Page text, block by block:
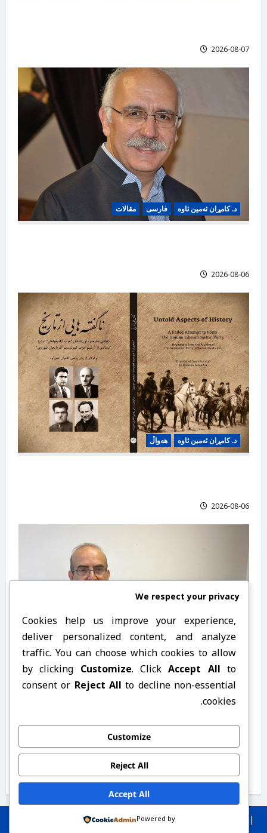
2026-08-07
د. کامڕان ئەمین ئاوە فارسی مقالات
2026-08-06
د. کامڕان ئەمین ئاوە هەواڵ
2026-08-06
بابه‌ته‌کان ڕەحیم نزهت‌زاده
باهۆزی درۆکان، ڕەحیم نزهت‌زاده
2026-08-06
Copyright © peshmergekan.com 2026} All rights reserved. |
We respect your privacy
Cookies help us improve your experience,
deliver personalized content, and analyze
traffic. You can choose which cookies to allow
by clicking Customize. ClickAccept All to
consent or Reject All to decline non-essential
cookies.
Customize
Reject All
Accept All
Powered by